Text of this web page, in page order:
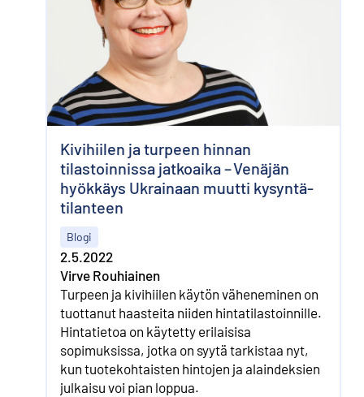
Kivihiilen ja turpeen hinnan
tilastoinnissa jatkoaika – Venäjän
hyökkäys Ukrainaan muutti kysyntä­
tilanteen
Blogi
2.5.2022
Virve Rouhiainen
Turpeen ja kivihiilen käytön väheneminen on
tuottanut haasteita niiden hinta­tilastoinnille.
Hintatietoa on käytetty erilaisisa
sopimuksissa, jotka on syytä tarkistaa nyt,
kun tuote­kohtaisten hintojen ja alaindeksien
julkaisu voi pian loppua.